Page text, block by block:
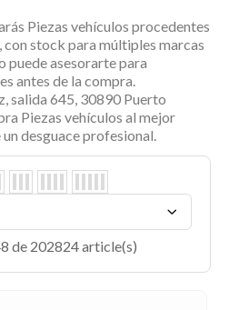
Piezas vehículos procedentes
, con stock para múltiples marcas
puede asesorarte para
antes de la compra.
salida 645, 30890 Puerto
Piezas vehículos al mejor
desguace profesional.
de 202824 article(s)